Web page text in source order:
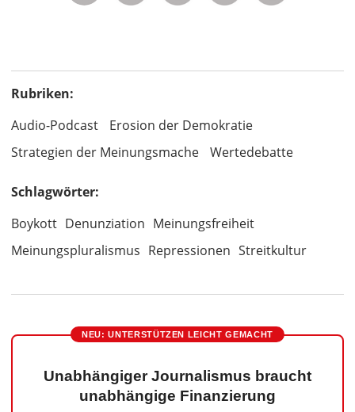
Rubriken:
Audio-Podcast
Erosion der Demokratie
Strategien der Meinungsmache
Wertedebatte
Schlagwörter:
Boykott Denunziation Meinungsfreiheit
Meinungspluralismus Repressionen Streitkultur
NEU: UNTERSTÜTZEN LEICHT GEMACHT
Unabhängiger Journalismus braucht
unabhängige Finanzierung